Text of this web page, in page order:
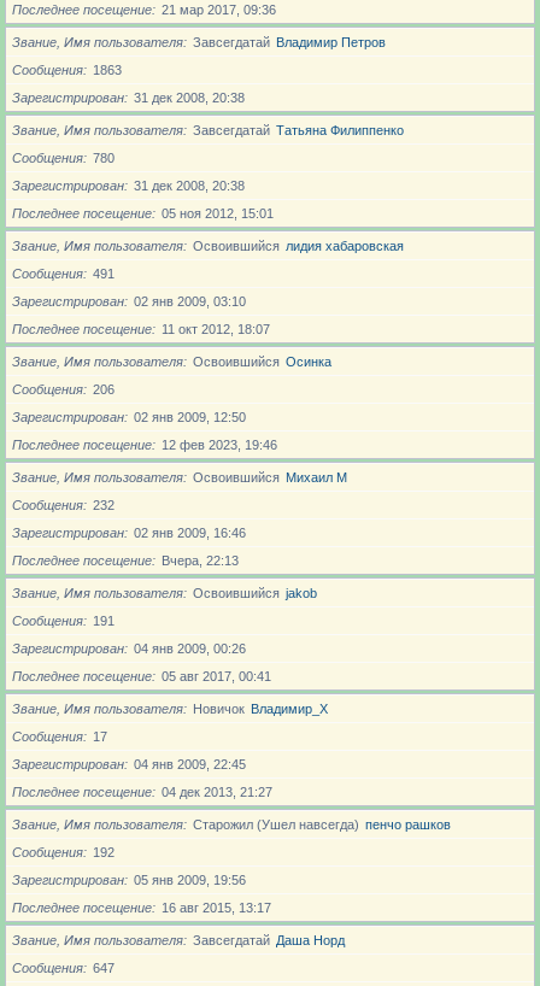
Последнее посещение
21 мар 2017, 09:36
Звание, Имя пользователя Завсегдатай Владимир Петров
Сообщения
1863
Зарегистрирован
31 дек 2008, 20:38
Звание, Имя пользователя Завсегдатай Татьяна Филиппенко
Сообщения
780
Зарегистрирован
31 дек 2008, 20:38
Последнее посещение
05 ноя 2012, 15:01
Звание, Имя пользователя Освоившийся лидия хабаровская
Сообщения
491
Зарегистрирован
02 янв 2009, 03:10
Последнее посещение
11 окт 2012, 18:07
Звание, Имя пользователя Освоившийся Осинка
Сообщения
206
Зарегистрирован
02 янв 2009, 12:50
Последнее посещение
12 фев 2023, 19:46
Звание, Имя пользователя Освоившийся Михаил М
Сообщения
232
Зарегистрирован
02 янв 2009, 16:46
Последнее посещение
Вчера, 22:13
Звание, Имя пользователя Освоившийся jakob
Сообщения
191
Зарегистрирован
04 янв 2009, 00:26
Последнее посещение
05 авг 2017, 00:41
Звание, Имя пользователя Новичoк Владимир_X
Сообщения
17
Зарегистрирован
04 янв 2009, 22:45
Последнее посещение
04 дек 2013, 21:27
Звание, Имя пользователя Старожил (Ушел навсегда) пенчо рашков
Сообщения
192
Зарегистрирован
05 янв 2009, 19:56
Последнее посещение
16 авг 2015, 13:17
Звание, Имя пользователя Завсегдатай Даша Норд
Сообщения
647